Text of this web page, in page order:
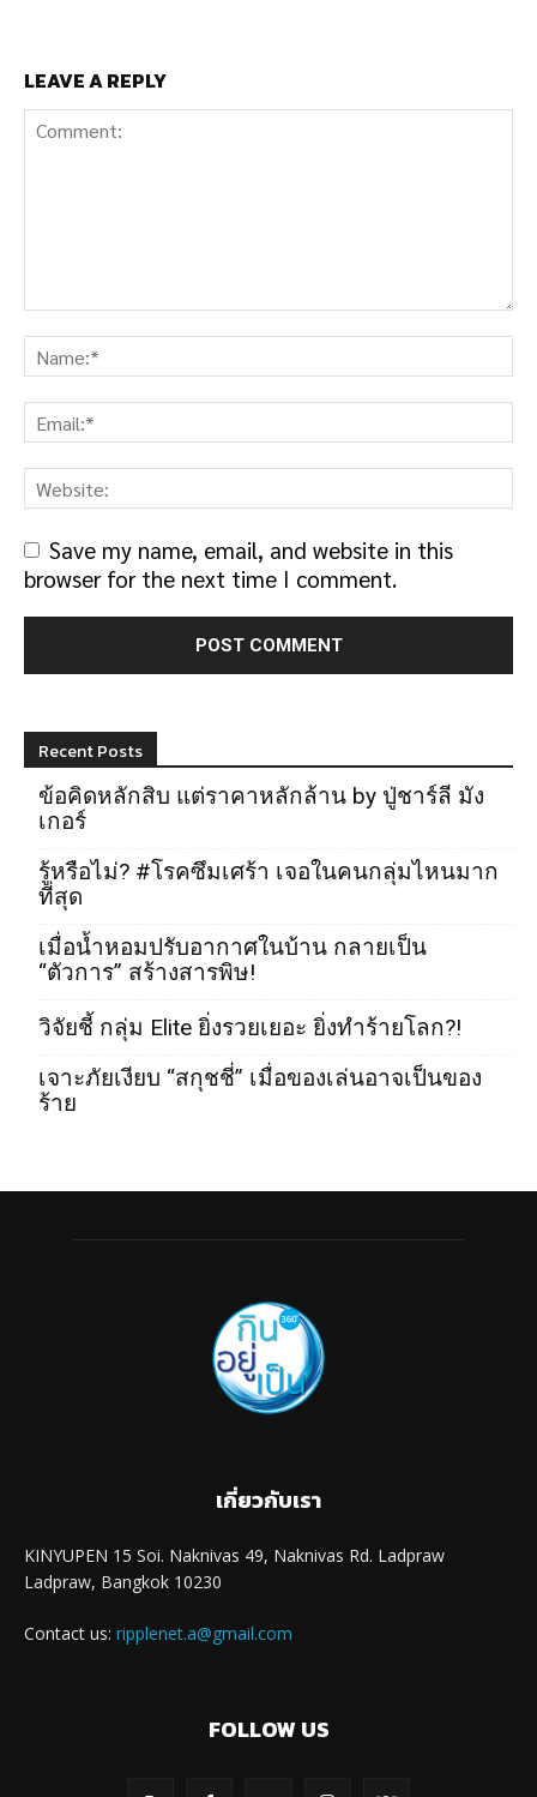
LEAVE A REPLY
Save my name, email, and website in this
browser for the next time I comment.
Recent Posts
ข้อคิดหลักสิบ แต่ราคาหลักล้าน by ปู่ชาร์ลี มัง
เกอร์
รู้หรือไม่? #โรคซึมเศร้า เจอในคนกลุ่มไหนมาก
ที่สุด
เมื่อน้ำหอมปรับอากาศในบ้าน กลายเป็น
“ตัวการ” สร้างสารพิษ!
วิจัยชี้ กลุ่ม Elite ยิ่งรวยเยอะ ยิ่งทำร้ายโลก?!
เจาะภัยเงียบ “สกุชชี่” เมื่อของเล่นอาจเป็นของ
ร้าย
เกี่ยวกับเรา
KINYUPEN 15 Soi. Naknivas 49, Naknivas Rd. Ladpraw
Ladpraw, Bangkok 10230
Contact us: ripplenet.a@gmail.com
FOLLOW US